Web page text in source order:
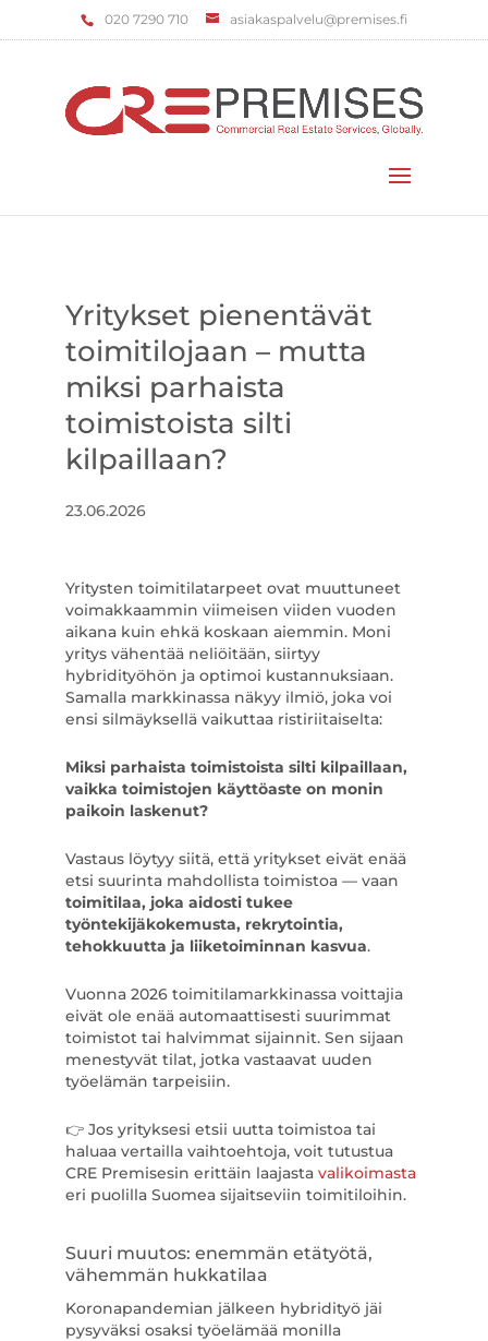
‌020 7290 710 asiakaspalvelu@premises.fi
Yritykset pienentävät
toimitilojaan – mutta
miksi parhaista
toimistoista silti
kilpaillaan?
23.06.2026
Yritysten toimitilatarpeet ovat muuttuneet
voimakkaammin viimeisen viiden vuoden
aikana kuin ehkä koskaan aiemmin. Moni
yritys vähentää neliöitään, siirtyy
hybridityöhön ja optimoi kustannuksiaan.
Samalla markkinassa näkyy ilmiö, joka voi
ensi silmäyksellä vaikuttaa ristiriitaiselta:
Miksi parhaista toimistoista silti kilpaillaan,
vaikka toimistojen käyttöaste on monin
paikoin laskenut?
Vastaus löytyy siitä, että yritykset eivät enää
etsi suurinta mahdollista toimistoa — vaan
toimitilaa, joka aidosti tukee
työntekijäkokemusta, rekrytointia,
tehokkuutta ja liiketoiminnan kasvua.
Vuonna 2026 toimitilamarkkinassa voittajia
eivät ole enää automaattisesti suurimmat
toimistot tai halvimmat sijainnit. Sen sijaan
menestyvät tilat, jotka vastaavat uuden
työelämän tarpeisiin.
👉 Jos yrityksesi etsii uutta toimistoa tai
haluaa vertailla vaihtoehtoja, voit tutustua
CRE Premisesin erittäin laajasta valikoimasta
eri puolilla Suomea sijaitseviin toimitiloihin.
Suuri muutos: enemmän etätyötä,
vähemmän hukkatilaa
Koronapandemian jälkeen hybridityö jäi
pysyväksi osaksi työelämää monilla